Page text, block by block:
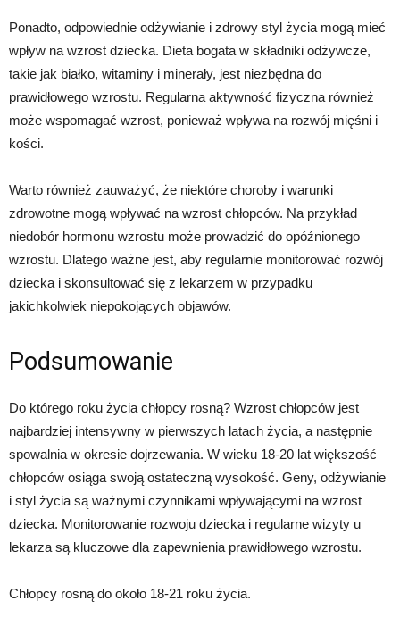
Ponadto, odpowiednie odżywianie i zdrowy styl życia mogą mieć
wpływ na wzrost dziecka. Dieta bogata w składniki odżywcze,
takie jak białko, witaminy i minerały, jest niezbędna do
prawidłowego wzrostu. Regularna aktywność fizyczna również
może wspomagać wzrost, ponieważ wpływa na rozwój mięśni i
kości.
Warto również zauważyć, że niektóre choroby i warunki
zdrowotne mogą wpływać na wzrost chłopców. Na przykład
niedobór hormonu wzrostu może prowadzić do opóźnionego
wzrostu. Dlatego ważne jest, aby regularnie monitorować rozwój
dziecka i skonsultować się z lekarzem w przypadku
jakichkolwiek niepokojących objawów.
Podsumowanie
Do którego roku życia chłopcy rosną? Wzrost chłopców jest
najbardziej intensywny w pierwszych latach życia, a następnie
spowalnia w okresie dojrzewania. W wieku 18-20 lat większość
chłopców osiąga swoją ostateczną wysokość. Geny, odżywianie
i styl życia są ważnymi czynnikami wpływającymi na wzrost
dziecka. Monitorowanie rozwoju dziecka i regularne wizyty u
lekarza są kluczowe dla zapewnienia prawidłowego wzrostu.
Chłopcy rosną do około 18-21 roku życia.